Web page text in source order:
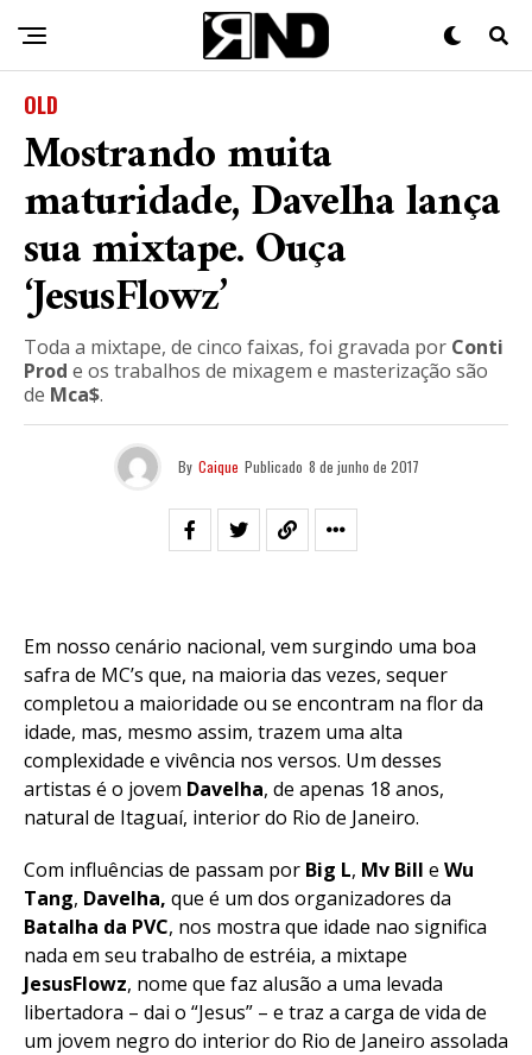
OLD
Mostrando muita
maturidade, Davelha lança
sua mixtape. Ouça
‘JesusFlowz’
Toda a mixtape, de cinco faixas, foi gravada por Conti
Prod e os trabalhos de mixagem e masterização são
de Mca$.
By Caique Publicado 8 de junho de 2017
Em nosso cenário nacional, vem surgindo uma boa
safra de MC’s que, na maioria das vezes, sequer
completou a maioridade ou se encontram na flor da
idade, mas, mesmo assim, trazem uma alta
complexidade e vivência nos versos. Um desses
artistas é o jovem Davelha, de apenas 18 anos,
natural de Itaguaí, interior do Rio de Janeiro.
Com influências de passam por Big L, Mv Bill e Wu
Tang, Davelha, que é um dos organizadores da
Batalha da PVC, nos mostra que idade nao significa
nada em seu trabalho de estréia, a mixtape
JesusFlowz, nome que faz alusão a uma levada
libertadora – dai o “Jesus” – e traz a carga de vida de
um jovem negro do interior do Rio de Janeiro assolada